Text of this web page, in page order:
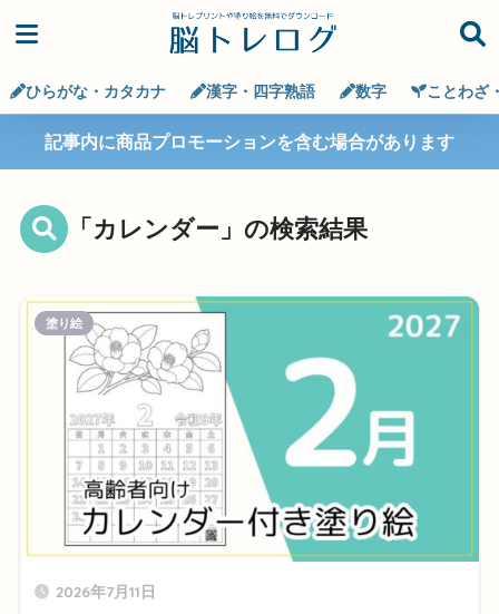
ひらがな・カタカナ 漢字・四字熟語 数字 ことわざ
記事内に商品プロモーションを含む場合があります
「カレンダー」の検索結果
2026年7月11日
塗り絵